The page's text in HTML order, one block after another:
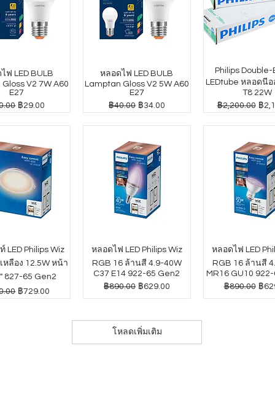
ฟ LED BULB
V2 7W A60
E27
าปกติราคาขายลด
฿29.00
หลอดไฟ LED BULB
Lamptan Gloss V2 5W A60
E27
ราคาปกติ
฿40.00 ราคาขายลด
฿34.00
Philips
LEDtube หลอดนี
T8 22W
ราคาปกติ
฿2,200.00 รา
฿
LED Philips Wiz
หลือง 12.5W หน้า
827-65 Gen2
ปกติราคาขายลด
฿729.00
หลอดไฟ LED Philips Wiz
RGB 16 ล้านสี 4.9-40W
C37 E14 922-65 Gen2
ราคาปกติ
฿890.00 ราคาขายลด
฿629.00
หลอดไฟ LED
RGB 16 ล้านสี
MR16 GU10
ราคาปกติ
฿890.00 รา
฿
โหลดเพิ่มเติม